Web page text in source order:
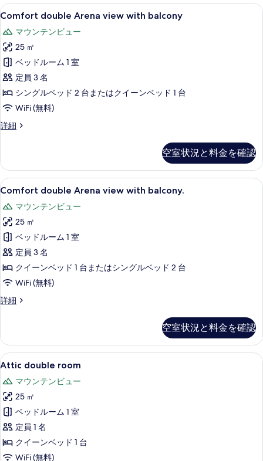
ー
の
す
べ
て
の
写
を
示
す
る
ー
の
詳
写
真
を
表
示
す
る
Arena
view
詳
細
Comfort
double
Arena
view
with
balcony
の
す
べ
写
真
を
表
示
す
る
ミニバー、セーフティボックス (室内
8
Comfort double Arena view with balcony
マウンテンビュー
25 ㎡
ベッドルーム 1 室
定員 3 名
シングルベッド 2 台またはクイーンベッド 1 台
WiFi (無料)
詳細
Comfort
with
balcony
の
細
空室状況と料金を確認
Comfort
double
Arena
view
with
balcony.
の
す
べ
写
真
を
表
示
す
る
ミニバー、セーフティボックス (室内
7
Comfort double Arena view with balcony.
マウンテンビュー
25 ㎡
ベッドルーム 1 室
定員 3 名
クイーンベッド 1 台またはシングルベッド 2 台
WiFi (無料)
詳細
Comfort
with
balcony.
の
細
空室状況と料金を確認
Attic
double
room
の
す
べ
て
Attic double room | ミニバー、セー
9
Attic double room
マウンテンビュー
25 ㎡
ベッドルーム 1 室
定員 1 名
クイーンベッド 1 台
WiFi (無料)